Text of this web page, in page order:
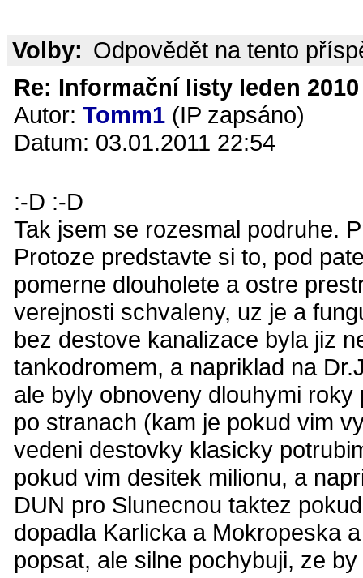
Volby: Odpovědět na tento
Re: Informační listy leden
Autor: Tomm1 (IP zapsáno)
Datum: 03.01.2011 22:54
:-D :-D
Tak jsem se rozesmal podruhe.
Protoze predstavte si to, pod
pomerne dlouholete a ostre
verejnosti schvaleny, uz je a
bez destove kanalizace byla jiz
tankodromem, a napriklad na
ale byly obnoveny dlouhymi
po stranach (kam je pokud vim
vedeni destovky klasicky
pokud vim desitek milionu, a
DUN pro Slunecnou taktez
dopadla Karlicka a Mokropeska
popsat, ale silne pochybuji, ze